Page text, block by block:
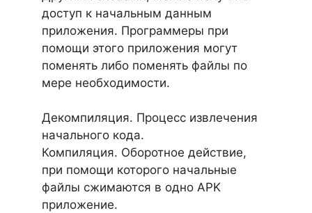
доступ к начальным данным
приложения. Программеры при
помощи этого приложения могут
поменять либо поменять файлы по
мере необходимости.
Декомпиляция. Процесс извлечения
начального кода.
Компиляция. Оборотное действие,
при помощи которого начальные
файлы сжимаются в одно APK
приложение.